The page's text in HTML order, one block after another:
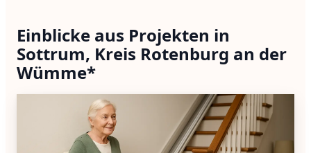
Einblicke aus Projekten in
Sottrum, Kreis Rotenburg an der
Wümme*